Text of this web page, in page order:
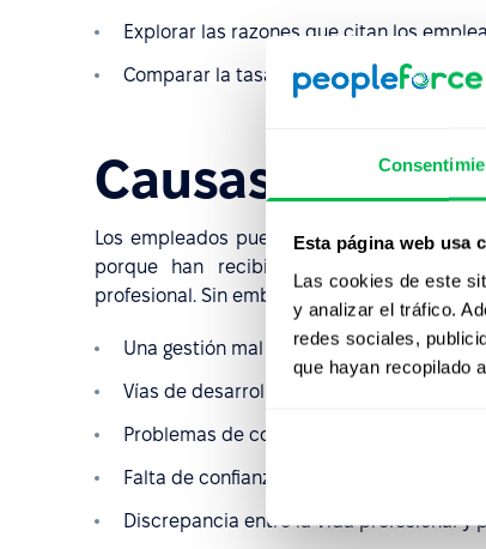
Esta página web usa
Las cookies de este
y analizar el tráfico.
redes sociales,
que hayan recopilado
Explorar las razones que citan los
Comparar la tasa de desgaste con la
Causas del
Los empleados pueden irse por
porque han recibido una oferta con
profesional. Sin embargo, en la decisión
Una gestión mal organizada dentro de la
Vías de desarrollo y promoción
Problemas de comunicación y un
Falta de confianza, integración y
Discrepancia entre la vida profesional y